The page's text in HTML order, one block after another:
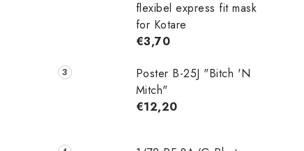
flexibel express fit mask
for Kotare
€3,70
Poster B-25J "Bitch 'N
Mitch"
€12,20